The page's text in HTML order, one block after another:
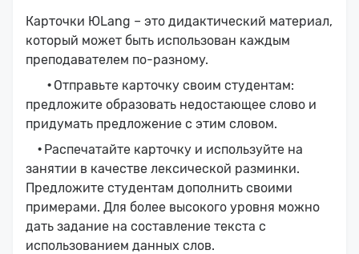
Карточки ЮLang – это дидактический материал,
который может быть использован каждым
преподавателем по-разному.
· Отправьте карточку своим студентам:
предложите образовать недостающее слово и
придумать предложение с этим словом.
· Распечатайте карточку и используйте на
занятии в качестве лексической разминки.
Предложите студентам дополнить своими
примерами. Для более высокого уровня можно
дать задание на составление текста с
использованием данных слов.